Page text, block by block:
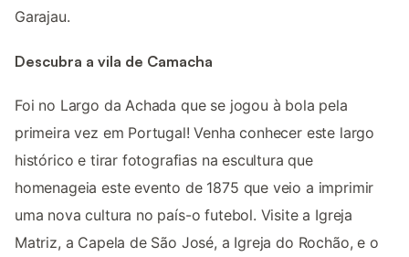
Garajau.
Descubra a vila de Camacha
Foi no Largo da Achada que se jogou à bola pela
primeira vez em Portugal! Venha conhecer este largo
histórico e tirar fotografias na escultura que
homenageia este evento de 1875 que veio a imprimir
uma nova cultura no país-o futebol. Visite a Igreja
Matriz, a Capela de São José, a Igreja do Rochão, e o